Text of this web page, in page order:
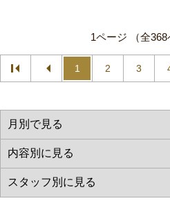
1ページ （全368
1 2 3